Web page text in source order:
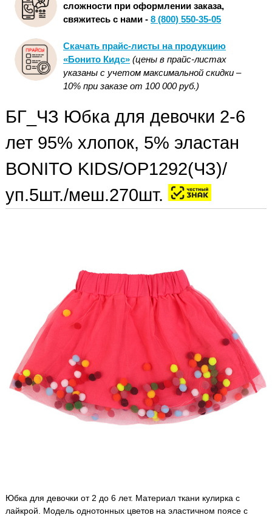
сложности при оформлении заказа,
свяжитесь с нами - 8 (800) 550-35-05
Скачать прайс-листы на продукцию
«Бонито Кидс» (цены в прайс-листах
указаны с учетом максимальной скидки –
10% при заказе от 100 000 руб.)
БГ_ЧЗ Юбка для девочки 2-6
лет 95% хлопок, 5% эластан
BONITO KIDS/OP1292(ЧЗ)/
уп.5шт./меш.270шт.
Юбка для девочки от 2 до 6 лет. Материал ткани кулирка с
лайкрой. Модель однотонных цветов на эластичном поясе с